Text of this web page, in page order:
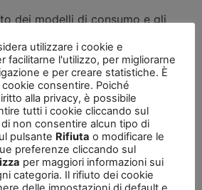
dei modelli di consumo e gli
e sulle economie locali e
da sempre è in grado di cogliere
valorizzando ciò che le nuove
disposizione di aziende e
per fronteggiare questi
dei consumatori/viaggiatori
ai temi della sostenibilità e le
comportamenti sempre più
utilizzare i cookie e
facilitarne l'utilizzo, per migliorarne
e per creare statistiche. È
consentire. Poiché
alla privacy, è possibile
tutti i cookie cliccando sul
di non consentire alcun tipo di
pulsante Rifiuta o modificare le
preferenze cliccando sul
per maggiori informazioni sui
categoria. Il rifiuto dei cookie